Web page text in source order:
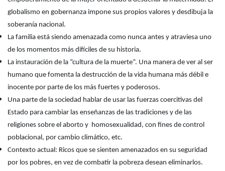
globalismo en gobernanza impone sus propios valores y desdibuja la
soberanía nacional.
La familia está siendo amenazada como nunca antes y atraviesa uno
de los momentos más difíciles de su historia.
La instauración de la “cultura de la muerte”. Una manera de ver al ser
humano que fomenta la destrucción de la vida humana más débil e
inocente por parte de los más fuertes y poderosos.
Una parte de la sociedad hablar de usar las fuerzas coercitivas del
Estado para cambiar las enseñanzas de las tradiciones y de las
religiones sobre el aborto y homosexualidad, con fines de control
poblacional, por cambio climático, etc.
Contexto actual: Ricos que se sienten amenazados en su seguridad
por los pobres, en vez de combatir la pobreza desean eliminarlos.